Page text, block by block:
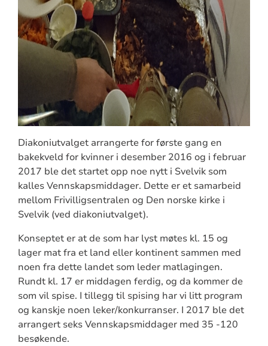
Diakoniutvalget arrangerte for første gang en
bakekveld for kvinner i desember 2016 og i februar
2017 ble det startet opp noe nytt i Svelvik som
kalles Vennskapsmiddager. Dette er et samarbeid
mellom Frivilligsentralen og Den norske kirke i
Svelvik (ved diakoniutvalget).
Konseptet er at de som har lyst møtes kl. 15 og
lager mat fra et land eller kontinent sammen med
noen fra dette landet som leder matlagingen.
Rundt kl. 17 er middagen ferdig, og da kommer de
som vil spise. I tillegg til spising har vi litt program
og kanskje noen leker/konkurranser. I 2017 ble det
arrangert seks Vennskapsmiddager med 35 -120
besøkende.